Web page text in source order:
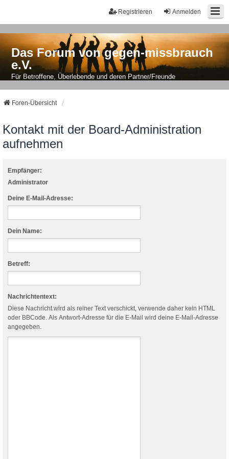
Anmelden
Registrieren
Das Forum von gegen-missbrauch
e.V.
Für Betroffene, Überlebende und deren Partner/Freunde
Foren-Übersicht
Kontakt mit der Board-Administration
aufnehmen
Empfänger:
Administrator
Deine E-Mail-Adresse:
Dein Name:
Betreff:
Nachrichtentext:
Diese Nachricht wird als reiner Text verschickt, verwende daher kein HTML
oder BBCode. Als Antwort-Adresse für die E-Mail wird deine E-Mail-Adresse
angegeben.